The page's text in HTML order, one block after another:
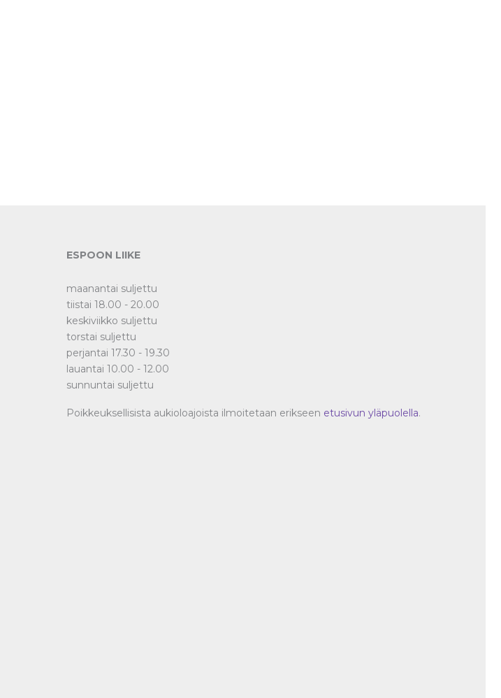
ESPOON LIIKE
maanantai suljettu
tiistai 18.00 - 20.00
keskiviikko suljettu
torstai suljettu
perjantai 17.30 - 19.30
lauantai 10.00 - 12.00
sunnuntai suljettu
Poikkeuksellisista aukioloajoista ilmoitetaan erikseen etusivun yläpuolella.